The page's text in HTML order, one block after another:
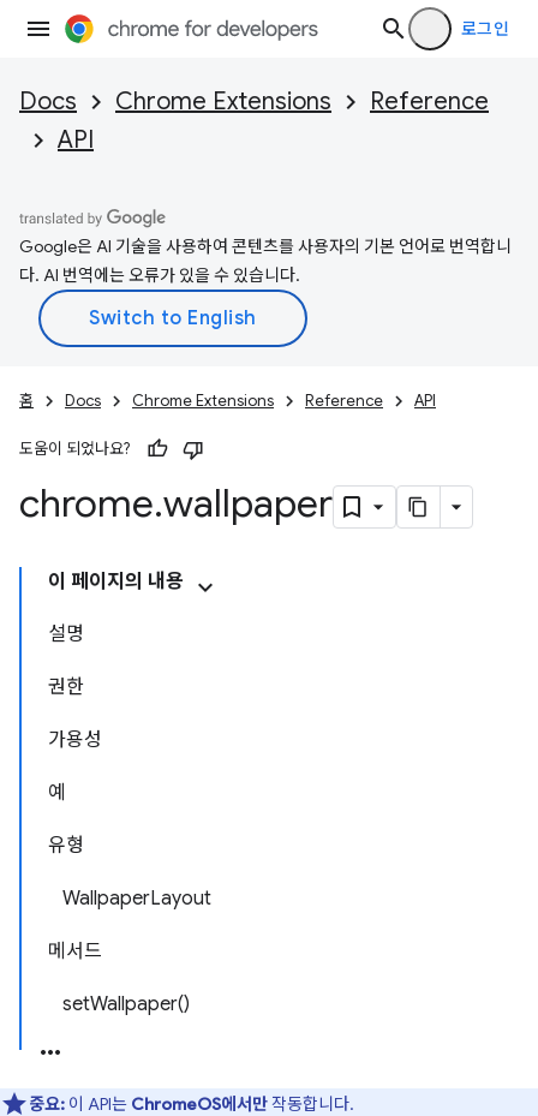
로그인
Docs Chrome Extensions
Reference
API
Google은 AI 기술을 사용하여 콘텐츠를 사용자의 기본 언어로 번역합니
다. AI 번역에는 오류가 있을 수 있습니다.
홈 Docs Chrome Extensions Reference API
도움이 되었나요?
chrome.wallpaper
이 페이지의 내용
설명
권한
가용성
예
유형
WallpaperLayout
메서드
setWallpaper()
중요: 이 API는 ChromeOS에서만작동합니다.